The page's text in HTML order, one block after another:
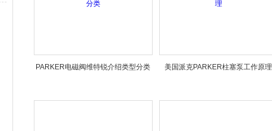
PARKER电磁阀维特锐介绍类型分类 美国派克PARKER柱塞泵工作原理